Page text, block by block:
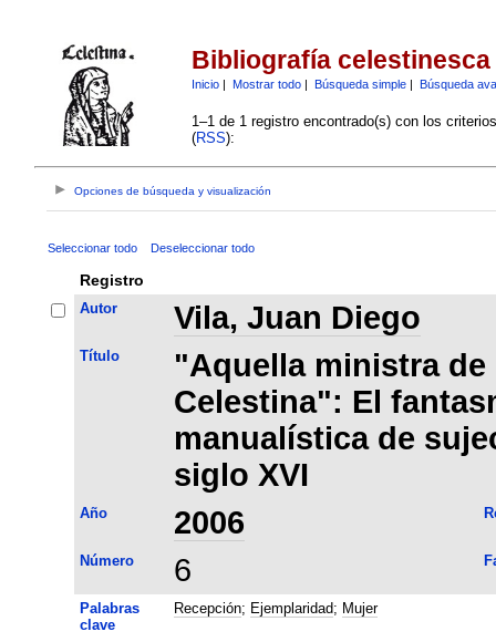
Bibliografía celestinesca
Inicio| Mostrar todo| Búsqueda simple| Búsqueda
1–1 de 1 registro encontrado(s) con los
(RSS):
Opciones de búsqueda y visualización
Seleccionar todo Deseleccionar todo
Registro
Autor Vila, Juan Diego
Título
"Aquella ministra de
Celestina": El
manualística de
siglo XVI
Año 2006
Número 6
Palabras
clave
Recepción; Ejemplaridad; Mujer